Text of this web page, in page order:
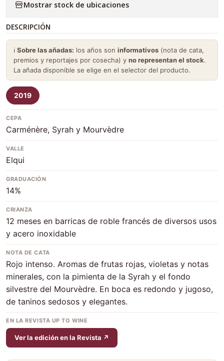
Mostrar stock de ubicaciones
DESCRIPCIÓN
ℹ️ Sobre las añadas: los años son informativos (nota de cata,
premios y reportajes por cosecha) y no representan el stock.
La añada disponible se elige en el selector del producto.
2019
CEPA
Carménère, Syrah y Mourvèdre
VALLE
Elqui
GRADUACIÓN
14%
CRIANZA
12 meses en barricas de roble francés de diversos usos
y acero inoxidable
NOTA DE CATA
Rojo intenso. Aromas de frutas rojas, violetas y notas
minerales, con la pimienta de la Syrah y el fondo
silvestre del Mourvèdre. En boca es redondo y jugoso,
de taninos sedosos y elegantes.
EN LA REVISTA UP TO WINE
Ver la edición en la Revista ↗